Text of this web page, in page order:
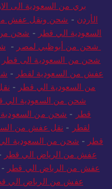
بري من السعودية الى
الأردن - شحن ونقل عفش من
السعودية الي قطر - شحن من
شحن من أبوظبي لمصر -
شحن من السعودية الى قطر
عفش من السعودية لقطر -
من السعودية الي قطر -
شحن من السعودية الي
قطر - شحن من السعودية
لقطر - نقل عفش من
قطر - شحن من السعودية
عفش من الرياض الي قطر
عفش من الرياض الي قطر -
عفش من الرياض الي